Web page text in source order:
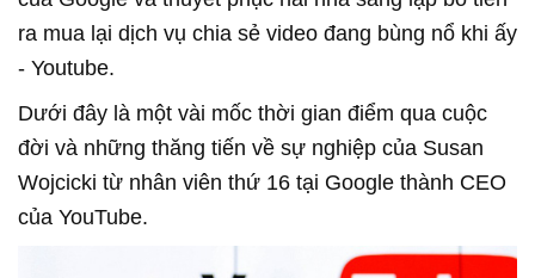
ra mua lại dịch vụ chia sẻ video đang bùng nổ khi ấy
- Youtube.
Dưới đây là một vài mốc thời gian điểm qua cuộc
đời và những thăng tiến về sự nghiệp của Susan
Wojcicki từ nhân viên thứ 16 tại Google thành CEO
của YouTube.